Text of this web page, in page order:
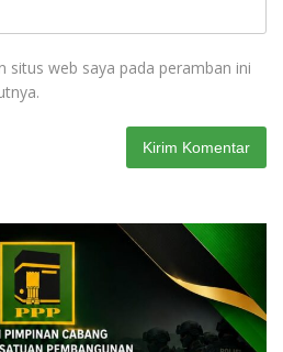
situs web saya pada peramban ini